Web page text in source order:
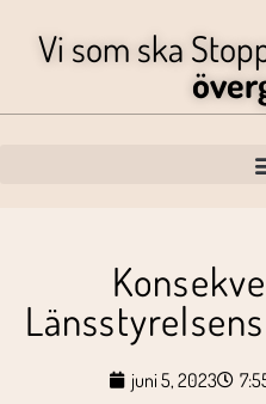
Vi som ska
juni 5, 2023